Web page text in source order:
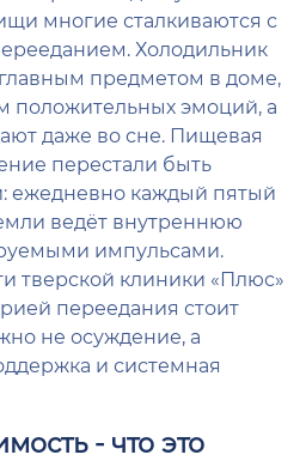
многие сталкиваются с
Холодильник
предметом в доме,
положительных эмоций, а
даже во сне. Пищевая
перестали быть
ежедневно каждый пятый
ведёт внутреннюю
импульсами.
тверской клиники «Плюс»
переедания стоит
не осуждение, а
и системная
- что это